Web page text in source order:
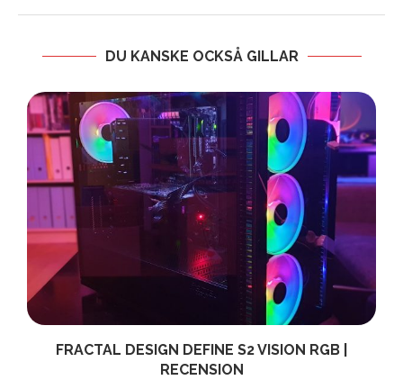
DU KANSKE OCKSÅ GILLAR
FRACTAL DESIGN DEFINE S2 VISION RGB |
RECENSION